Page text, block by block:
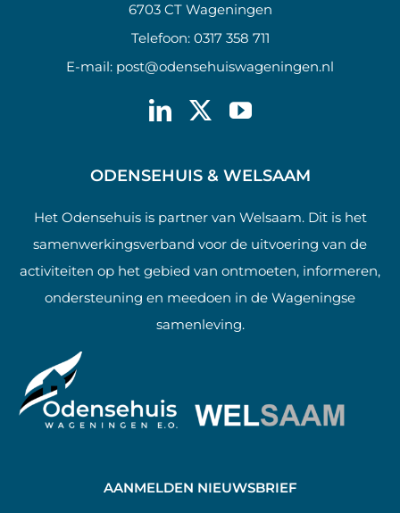
6703 CT Wageningen
Telefoon: 0317 358 711
E-mail: post@odensehuiswageningen.nl
ODENSEHUIS & WELSAAM
Het Odensehuis is partner van Welsaam. Dit is het
samenwerkingsverband voor de uitvoering van de
activiteiten op het gebied van ontmoeten, informeren,
ondersteuning en meedoen in de Wageningse
samenleving.
AANMELDEN NIEUWSBRIEF